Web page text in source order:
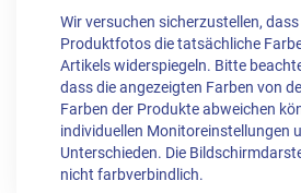
Wir versuchen sicherzustellen,
Produktfotos die tatsächliche
Artikels widerspiegeln. Bitte
dass die angezeigten Farben von
Farben der Produkte abweichen
individuellen Monitoreinstellungen
Unterschieden. Die
nicht farbverbindlich.